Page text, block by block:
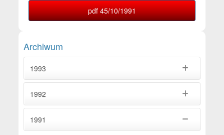
pdf 45/10/1991
Archiwum
1993
1992
1991